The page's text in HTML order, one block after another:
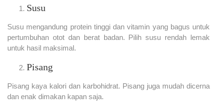
Susu
Susu mengandung protein tinggi dan vitamin yang bagus untuk
pertumbuhan otot dan berat badan. Pilih susu rendah lemak
untuk hasil maksimal.
Pisang
Pisang kaya kalori dan karbohidrat. Pisang juga mudah dicerna
dan enak dimakan kapan saja.